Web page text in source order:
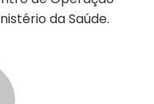
da Saúde.